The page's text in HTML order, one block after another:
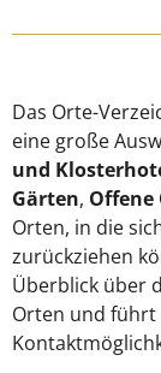
Das Orte-
eine große
und
Gärten, Offene
Orten, in die
zurückziehen
Überblick über
Orten und führt